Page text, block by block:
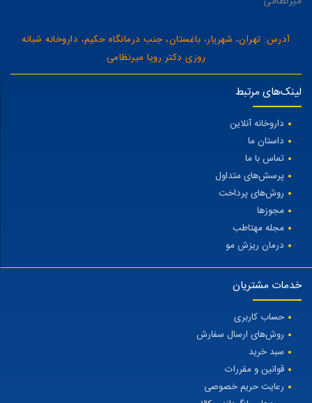
آدرس: تهران، شهریار، باغستان، جنب درمانگاه حکیم، داروخانه شبانه
روزی دکتر رویا میرنظامی
لینک‌های مرتبط
داروخانه آنلاین
داستان ما
تماس با ما
پرسش‌های متداول
روش‌های پرداخت
مجوزها
مجله مهتاطب
درمان ریزش مو
خدمات مشتریان
حساب کاربری
روش‌های ارسال سفارش
سبد خرید
قوانین و مقررات
رعایت حریم خصوصی